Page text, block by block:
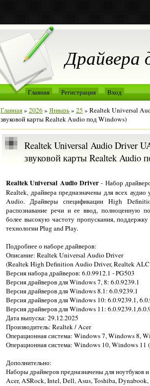
Драйвера
Главная Регистрация
Вход
Главная» 2026» Январь» 25 » Realtek Universal
звуковой карты Realtek Audio под Windows)
Realtek Universal Audio Driver
звуковой карты Realtek Audio
Realtek Universal Audio Driver- Набор
Realtek, драйвера предназначены для всех
Audio. Драйверы спецификации High
распознавание речи и ее ввод, полноценную
более высокую частоту пропускания,
технологии Plug and Play.
Подробнее о наборе драйверов:
Описание: Realtek Universal Audio Driver
(Realtek High Definition Audio Driver, Realtek
Версия набора драйверов: 6.0.9912.1 - PG503
Версия драйверов для Windows 7, 8: 6.0.9239.1
Версия драйверов для Windows 8.1: 6.0.9239.1
Версия драйверов для Windows 10: 6.0.9239.1,
Версия драйверов для Windows 11:
Дата выпуска: 29.12.2025
Производитель: Realtek / Acer
Операционная система: Windows 7, Windows 8,
Операционная система: Windows 10, Windows 11
Дополнительно:
Наборы драйверов предназначены для ноутбуков
Acer, ASRock, Intel, Dell, Asus, Toshiba,